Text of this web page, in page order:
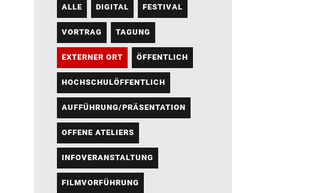
ALLE DIGITAL FESTIVAL
VORTRAG TAGUNG
EXTERNER ORT ÖFFENTLICH
HOCHSCHULÖFFENTLICH
AUFFÜHRUNG/PRÄSENTATION
OFFENE ATELIERS
INFOVERANSTALTUNG
FILMVORFÜHRUNG